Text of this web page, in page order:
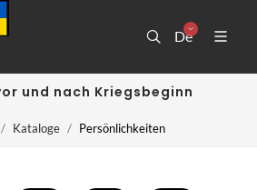
De
und nach Kriegsbeginn
Kataloge Persönlichkeiten